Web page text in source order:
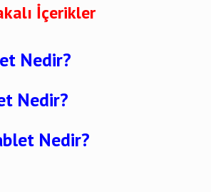
İçerikler
Nedir?
Nedir?
Nedir?